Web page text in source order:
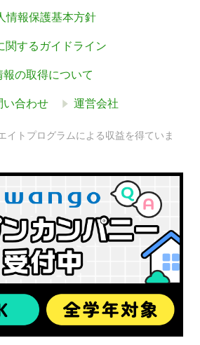
情報保護基本方針
関するガイドライン
の取得について
い合わせ 運営会社
イトプログラムによる収益を得ていま